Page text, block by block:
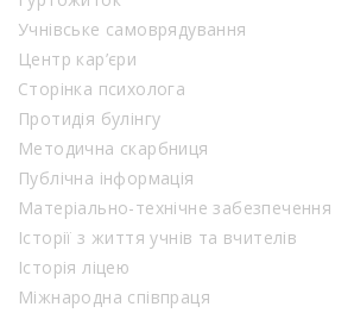
Учнівське самоврядування
Центр кар’єри
Сторінка психолога
Протидія булінгу
Методична скарбниця
Публічна інформація
Матеріально-технічне забезпечення
Історії з життя учнів та вчителів
Історія ліцею
Міжнародна співпраця